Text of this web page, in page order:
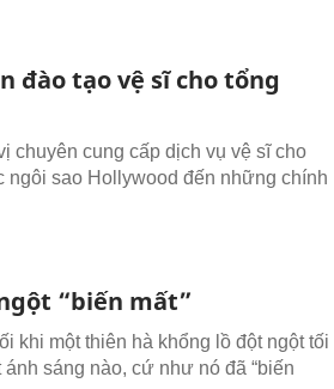
đào tạo vệ sĩ cho tổng
chuyên cung cấp dịch vụ vệ sĩ cho
ngôi sao Hollywood đến những chính
“biến mất”
khi một thiên hà khổng lồ đột ngột tối
sáng nào, cứ như nó đã “biến